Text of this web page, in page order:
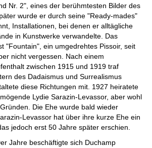
Nr. 2", eines der berühmtesten Bilder des
wurde er durch seine "Ready-mades"
Installationen, bei denen er alltägliche
in Kunstwerke verwandelte. Das
"Fountain", ein umgedrehtes Pissoir, seit
nicht vergessen. Nach einem
zwischen 1915 und 1919 traf
des Dadaismus und Surrealismus
diese Richtungen mit. 1927 heiratete
Lydie Sarazin-Levassor, aber wohl
Die Ehe wurde bald wieder
Levassor hat über ihre kurze Ehe ein
jedoch erst 50 Jahre später erschien.
Jahre beschäftigte sich Duchamp